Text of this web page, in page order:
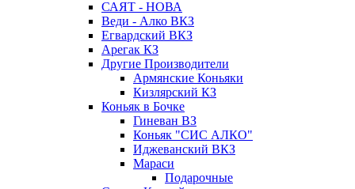
САЯТ - НОВА
Веди - Алко ВКЗ
Егвардский ВКЗ
Арегак КЗ
Другие Производители
Армянские Коньяки
Кизлярский КЗ
Коньяк в Бочке
Гиневан ВЗ
Коньяк "СИС АЛКО"
Иджеванский ВКЗ
Мараси
Подарочные